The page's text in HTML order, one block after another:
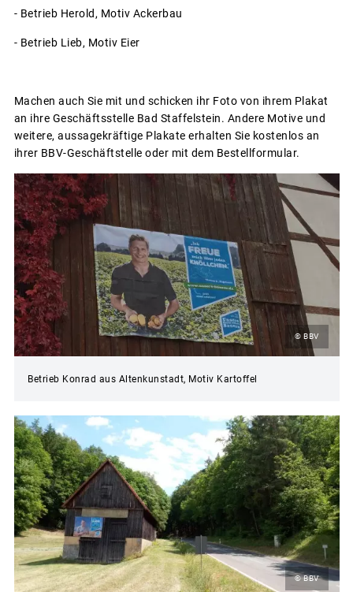
- Betrieb Herold, Motiv Ackerbau
- Betrieb Lieb, Motiv Eier
Machen auch Sie mit und schicken ihr Foto von ihrem Plakat
an ihre Geschäftsstelle Bad Staffelstein. Andere Motive und
weitere, aussagekräftige Plakate erhalten Sie kostenlos an
ihrer BBV-Geschäftstelle oder mit dem Bestellformular.
© BBV
Betrieb Konrad aus Altenkunstadt, Motiv Kartoffel
© BBV